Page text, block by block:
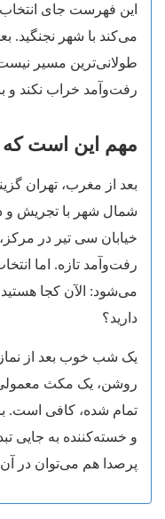
این فهرست جای
می‌کند با شهر نجنگید.
طولانی‌ترین مسیر
رفت‌وآمد خراب نکند و
مهم این است
بعد از مغرب، تهران
شمال شهر با تجریش و
خیابان سی تیر در
رفت‌وآمد تازه. اما
می‌شود: الآن کجا
دارید؟
یک شب خوب بعد از
روشن، یک مکث
تمام شده، کافی است.
و خسته‌کننده به جایی
پرصدا هم می‌توان در آن